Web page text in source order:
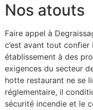
Nos atouts
Faire appel à
c’est avant tout confier
établissement à des
exigences du secteur
hotte restaurant ne se
réglementaire, il
sécurité incendie et le